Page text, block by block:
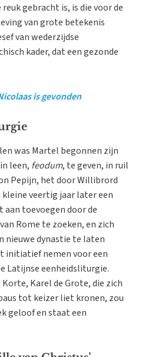
gebracht is, is die voor de
van grote betekenis
van wederzijdse
kader, dat een gezonde
is gevonden
was Martel begonnen zijn
leen, feodum, te geven, in ruil
Pepijn, het door Willibrord
veertig jaar later een
toevoegen door de
Rome te zoeken, en zich
nieuwe dynastie te laten
initiatief nemen voor een
Latijnse eenheidsliturgie.
Karel de Grote, die zich
tot keizer liet kronen, zou
geloof en staat een